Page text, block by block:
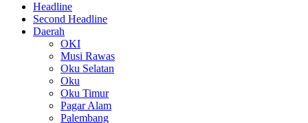
Headline
Second Headline
Daerah
OKI
Musi Rawas
Oku Selatan
Oku
Oku Timur
Pagar Alam
Palembang